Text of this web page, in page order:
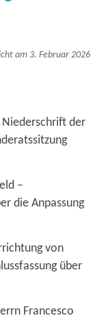
am 3. Februar 2026
Niederschrift der
–
die Anpassung
von
über
Francesco